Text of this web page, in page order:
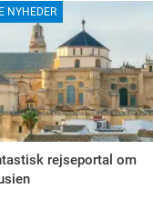
NYHEDER
rejseportal om